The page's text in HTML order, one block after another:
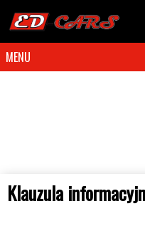
MENU
Klauzula